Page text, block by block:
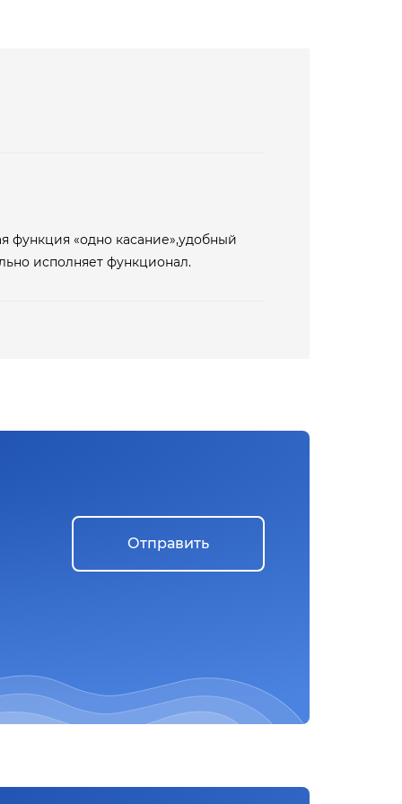
функция «одно касание»,удобный
исполняет функционал.
Отправить